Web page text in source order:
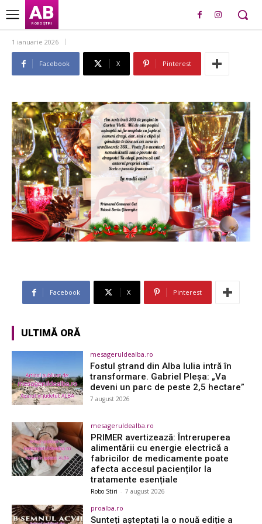
AB
ROBO ȘTIRI
1 ianuarie 2026
Facebook X Pinterest
Facebook X Pinterest
ULTIMĂ ORĂ
mesageruldealba.ro
Fostul ștrand din Alba Iulia intră în
transformare. Gabriel Pleșa: „Va
deveni un parc de peste 2,5 hectare”
7 august 2026
mesageruldealba.ro
PRIMER avertizează: Întreruperea
alimentării cu energie electrică a
fabricilor de medicamente poate
afecta accesul pacienților la
tratamente esențiale
Robo Stiri - 7 august 2026
proalba.ro
Sunteți așteptați la o nouă ediție a